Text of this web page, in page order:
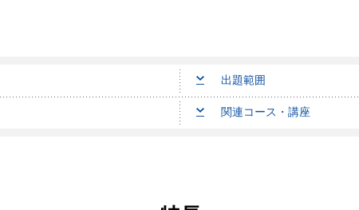
出題範囲
関連コース・講座